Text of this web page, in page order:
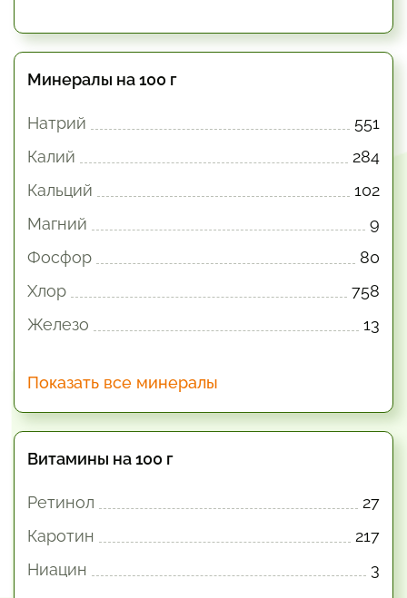
Минералы на 100 г
Натрий
551
Калий
284
Кальций
102
Магний
9
Фосфор
80
Хлор
758
Железо
13
Показать все минералы
Витамины на 100 г
Ретинол
27
Каротин
217
Ниацин
3